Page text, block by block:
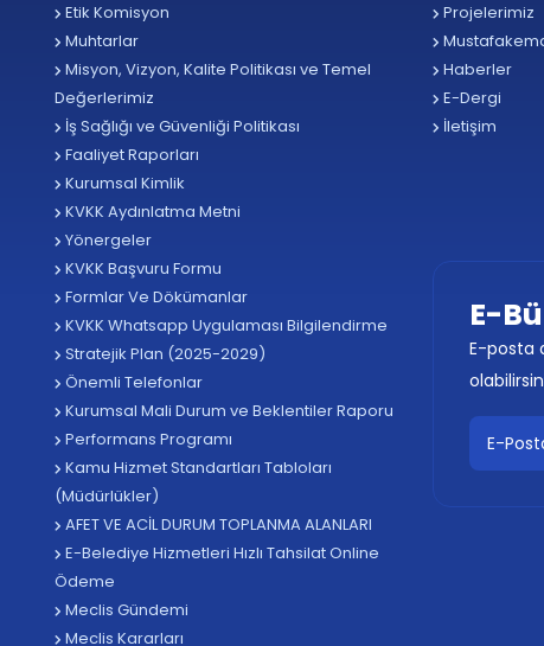
Etik Komisyon
Muhtarlar
Misyon, Vizyon, Kalite Politikası ve Temel
Değerlerimiz
İş Sağlığı ve Güvenliği Politikası
Faaliyet Raporları
Kurumsal Kimlik
KVKK Aydınlatma Metni
Yönergeler
KVKK Başvuru Formu
Formlar Ve Dökümanlar
KVKK Whatsapp Uygulaması Bilgilendirme
Stratejik Plan (2025-2029)
Önemli Telefonlar
Kurumsal Mali Durum ve Beklentiler Raporu
Performans Programı
Kamu Hizmet Standartları Tabloları
(Müdürlükler)
AFET VE ACİL DURUM TOPLANMA ALANLARI
E-Belediye Hizmetleri Hızlı Tahsilat Online
Ödeme
Meclis Gündemi
Meclis Kararları
Projelerimiz
Haberler
E-Dergi
İletişim
E-
E-posta